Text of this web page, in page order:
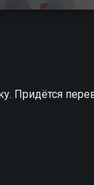
Придётся